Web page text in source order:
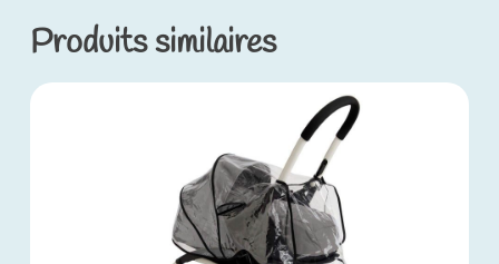
Produits similaires